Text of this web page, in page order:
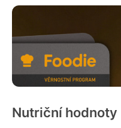
Nutriční hodnoty